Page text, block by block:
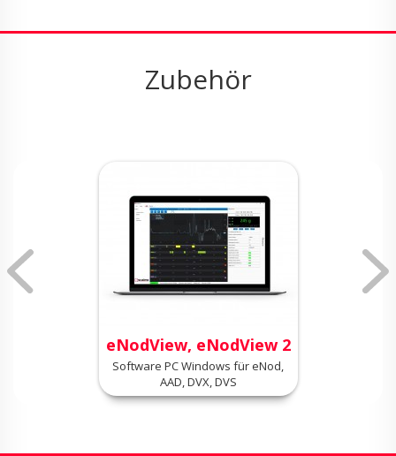
Zubehör
eNodView, eNodView 2
Software PC Windows für eNod,
AAD, DVX, DVS